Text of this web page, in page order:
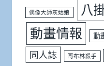
偶像大師灰姑娘 八
動畫情報 動
同人誌 哥布林殺手